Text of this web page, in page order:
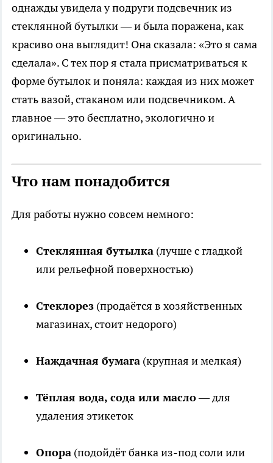
однажды увидела у подруги подсвечник из
стеклянной бутылки — и была поражена, как
красиво она выглядит! Она сказала: «Это я сама
сделала». С тех пор я стала присматриваться к
форме бутылок и поняла: каждая из них может
стать вазой, стаканом или подсвечником. А
главное — это бесплатно, экологично и
оригинально.
Что нам понадобится
Для работы нужно совсем немного:
Стеклянная бутылка (лучше с гладкой
или рельефной поверхностью)
Стеклорез (продаётся в хозяйственных
магазинах, стоит недорого)
Наждачная бумага (крупная и мелкая)
Тёплая вода, сода или масло— для
удаления этикеток
Опора (подойдёт банка из-под соли или